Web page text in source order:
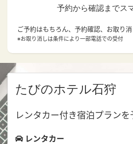
予約から確認までス
ご予約はもちろん、予約確認、お取り消
※お取り消しは条件により一部電話での受付
たびのホテル石狩
レンタカー付き宿泊プランを
レンタカー